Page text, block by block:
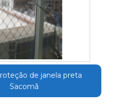
de janela preta
Sacomã